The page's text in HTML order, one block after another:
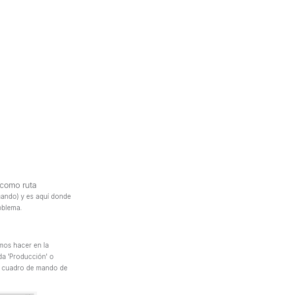
ruta
y es aquí donde
hacer en la
'Producción' o
de mando de